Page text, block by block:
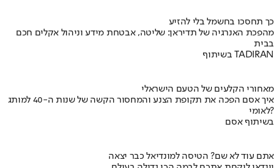
כך תחסכו בחשמל בלי להזיע
מהפכת האנרגיה של תדיראן: שליטה, אבטחת מידע וניהול אקלים חכם
בבית
בשיתוף TADIRAN
מאחורי הקלעים של הטעם הישראלי
איך אסם הפכה את תקופת הצנע והמחסור הקשה של שנות ה-40 למותג
לאומי?
בשיתוף אסם
אתם עוד לא שם? הטיסה למונדיאל כבר יצאה